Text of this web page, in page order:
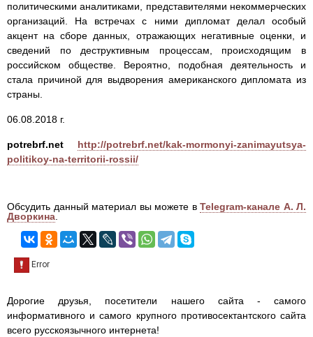
политическими аналитиками, представителями некоммерческих
организаций. На встречах с ними дипломат делал особый
акцент на сборе данных, отражающих негативные оценки, и
сведений по деструктивным процессам, происходящим в
российском обществе. Вероятно, подобная деятельность и
стала причиной для выдворения американского дипломата из
страны.
06.08.2018 г.
potrebrf.net
http://potrebrf.net/kak-mormonyi-zanimayutsya-
politikoy-na-territorii-rossii/
Обсудить данный материал вы можете в Telegram-канале А. Л.
Дворкина.
Дорогие друзья, посетители нашего сайта - самого
информативного и самого крупного противосектантского сайта
всего русскоязычного интернета!